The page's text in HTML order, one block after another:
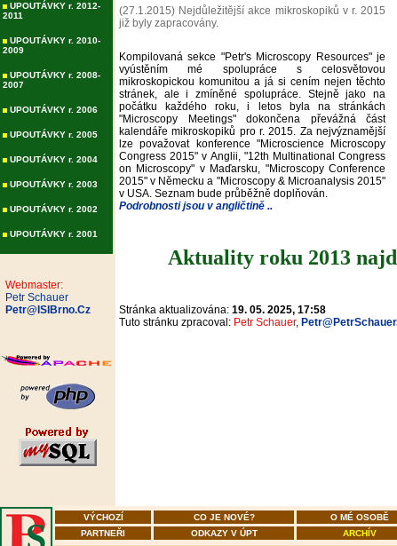
UPOUTÁVKY r. 2012-
2011
UPOUTÁVKY r. 2010-
2009
UPOUTÁVKY r. 2008-
2007
UPOUTÁVKY r. 2006
UPOUTÁVKY r. 2005
UPOUTÁVKY r. 2004
UPOUTÁVKY r. 2003
UPOUTÁVKY r. 2002
UPOUTÁVKY r. 2001
Webmaster:
Petr Schauer
Petr@ISIBrno.Cz
(27.1.2015) Nejdůležitější akce mikroskopiků v r. 2015
již byly zapracovány.
Kompilovaná sekce "Petr's Microscopy Resources" je
vyústěním mé spolupráce s celosvětovou
mikroskopickou komunitou a já si cením nejen těchto
stránek, ale i zmíněné spolupráce. Stejně jako na
počátku každého roku, i letos byla na stránkách
"Microscopy Meetings" dokončena převážná část
kalendáře mikroskopiků pro r. 2015. Za nejvýznamější
lze považovat konference "Microscience Microscopy
Congress 2015" v Anglii, "12th Multinational Congress
on Microscopy" v Maďarsku, "Microscopy Conference
2015" v Německu a "Microscopy & Microanalysis 2015"
v USA. Seznam bude průběžně doplňován.
Podrobnosti jsou v angličtině ..
Aktuality roku 2013
Stránka aktualizována: 19. 05. 2025, 17:58
Tuto stránku zpracoval: Petr Schauer,
VÝCHOZÍ CO JE NOVÉ? O MÉ OSOBĚ
PARTNEŘI
ODKAZY V ÚPT ARCHÍV